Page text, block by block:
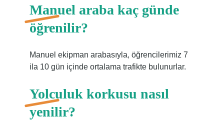
Manuel araba kaç günde
öğrenilir?
Manuel ekipman arabasıyla, öğrencilerimiz 7
ila 10 gün içinde ortalama trafikte bulunurlar.
Yolculuk korkusu nasıl
yenilir?